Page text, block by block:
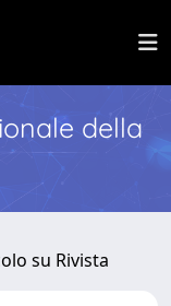
della
su Rivista